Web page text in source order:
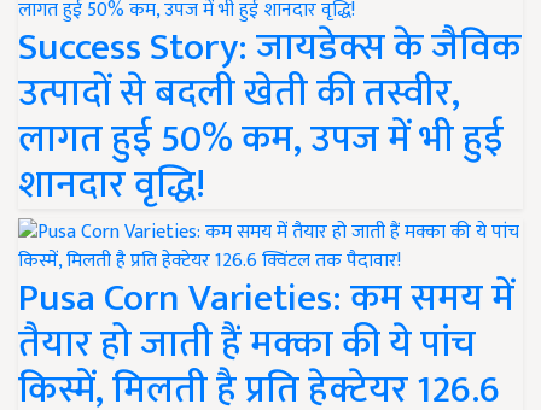
Success Story: जायडेक्स के जैविक
उत्पादों से बदली खेती की तस्वीर,
लागत हुई 50% कम, उपज में भी हुई
शानदार वृद्धि!
Pusa Corn Varieties: कम समय में
तैयार हो जाती हैं मक्का की ये पांच
किस्में, मिलती है प्रति हेक्टेयर 126.6